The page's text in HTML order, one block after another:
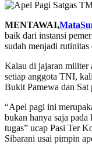
MENTAWAI,
baik dari instansi
sudah menjadi
Kalau di jajaran militer
setiap anggota TNI,
Bukit Pamewa dan
“Apel pagi ini
bukan hanya saja
tugas” ucap Pasi Ter
Sibarani usai pimpin